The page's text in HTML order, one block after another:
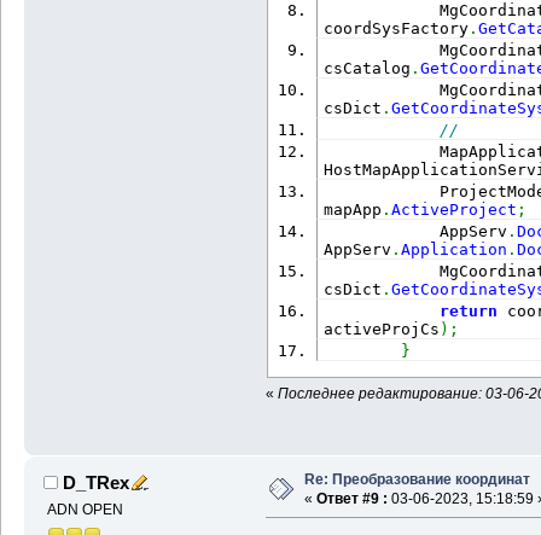
coordSysFactory .
csCatalog .
csDict .
//
MapApplication
ProjectModel
mapApp .ActiveProject ;
AppServ .
AppServ .Application .
csDict .
return
activeProjCs ) ;
}
« Последнее редактирование: 03-06-
D_TRex
ADN OPEN
Re: Преобразование координат
« Ответ #9 : 03-06-2023, 15:18:59